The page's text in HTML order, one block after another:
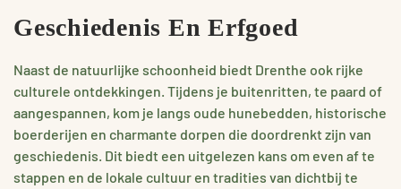
Geschiedenis En Erfgoed
Naast de natuurlijke schoonheid biedt Drenthe ook rijke
culturele ontdekkingen. Tijdens je buitenritten, te paard of
aangespannen, kom je langs oude hunebedden, historische
boerderijen en charmante dorpen die doordrenkt zijn van
geschiedenis. Dit biedt een uitgelezen kans om even af te
stappen en de lokale cultuur en tradities van dichtbij te